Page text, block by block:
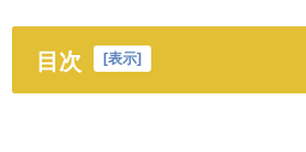
目次 [表示]